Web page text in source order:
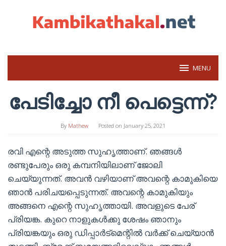
MENU
പേടിച്ചോ നീ പെട്ടെന്ന്?
By Mathew Posted on January 25, 2021
രവി എന്റെ അടുത്ത സുഹൃത്താണ്. ഞങ്ങൾ
രണ്ടുപേരും ഒരു കമ്പനിയിലാണ് ജോലി
ചെയ്യുന്നത്. അവൻ വഴിയാണ് അവന്റെ കാമുകിയെ
ഞാൻ പരിചയപ്പെടുന്നത്. അവന്റെ കാമുകിയും
അങ്ങനെ എന്റെ സുഹൃത്തായി. അവളുടെ പേര്
പ്രിയങ്ക. കുറെ നാളുകൾക്കു ശേഷം ഞാനും
പ്രിയങ്കയും ഒരു ഡിപ്പാർട്മെന്റിൽ വർക്ക്‌ ചെയ്യാൻ